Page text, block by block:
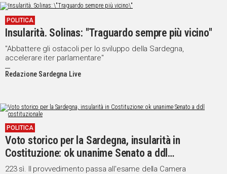
POLITICA
Insularità. Solinas: "Traguardo sempre più vicino"
"Abbattere gli ostacoli per lo sviluppo della Sardegna,
accelerare iter parlamentare"
Redazione Sardegna Live
POLITICA
Voto storico per la Sardegna, insularità in
Costituzione: ok unanime Senato a ddl
costituzionale
223 sì. Il provvedimento passa all'esame della Camera